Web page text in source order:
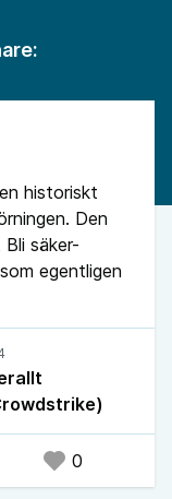
historiskt
Den
säker-
egentligen
0